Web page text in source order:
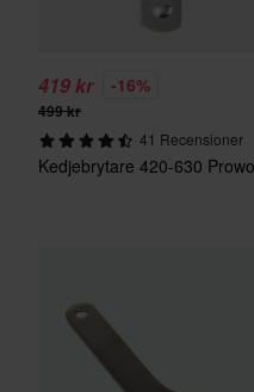
419 kr -16%
499 kr
41 Recensioner
Kedjebrytare 420-630